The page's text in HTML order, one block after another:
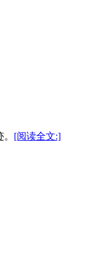
[阅读全文:]